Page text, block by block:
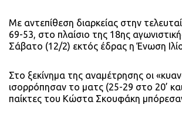
Με αντεπίθεση διαρκείας στην
69-53, στο πλαίσιο της 18ης
Σάβατο (12/2) εκτός έδρας η Ένωση
Στο ξεκίνημα της αναμέτρησης οι
ισορρόπησαν το ματς (25-29 στο 20’
παίκτες του Κώστα Σκουφάκη